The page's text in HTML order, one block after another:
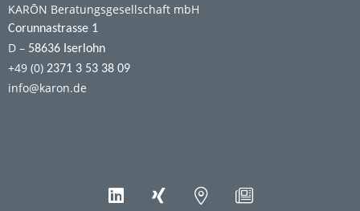
KARŌN Beratungsgesellschaft mbH
Corunnastrasse 1
D – 58636 Iserlohn
+49 (0) 2371 3 53 38 09
info@karon.de